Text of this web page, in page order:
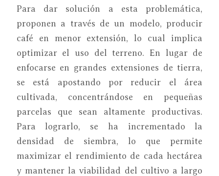
Para dar solución a esta problemática,
proponen a través de un modelo, producir
café en menor extensión, lo cual implica
optimizar el uso del terreno. En lugar de
enfocarse en grandes extensiones de tierra,
se está apostando por reducir el área
cultivada, concentrándose en pequeñas
parcelas que sean altamente productivas.
Para lograrlo, se ha incrementado la
densidad de siembra, lo que permite
maximizar el rendimiento de cada hectárea
y mantener la viabilidad del cultivo a largo